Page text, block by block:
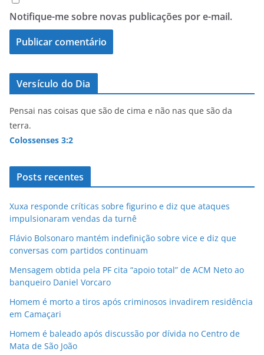
Notifique-me sobre novas publicações por e-mail.
Versículo do Dia
Pensai nas coisas que são de cima e não nas que são da
terra.
Colossenses 3:2
Posts recentes
Xuxa responde críticas sobre figurino e diz que ataques
impulsionaram vendas da turnê
Flávio Bolsonaro mantém indefinição sobre vice e diz que
conversas com partidos continuam
Mensagem obtida pela PF cita “apoio total” de ACM Neto ao
banqueiro Daniel Vorcaro
Homem é morto a tiros após criminosos invadirem residência
em Camaçari
Homem é baleado após discussão por dívida no Centro de
Mata de São João